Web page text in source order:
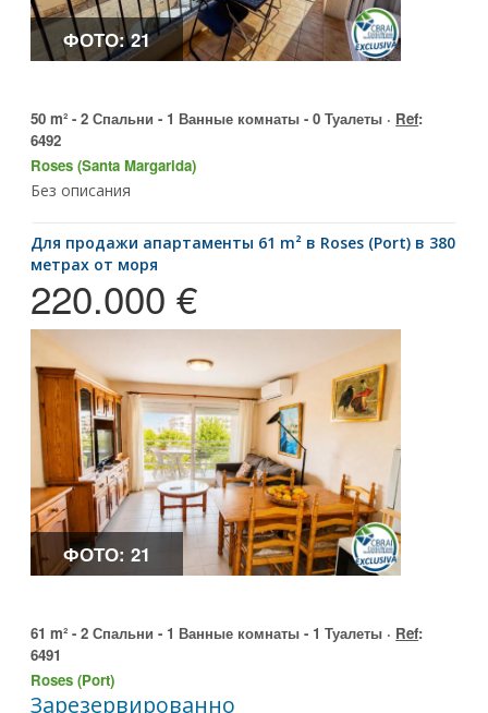
ФОТО: 21
50 m² - 2 Спальни - 1 Ванные комнаты - 0 Туалеты · Ref:
6492
Roses (Santa Margarida)
Без описания
для продажи апартаменты 61 m² в Roses (Port) в 380
метрах от моря
220.000 €
ФОТО: 21
61 m² - 2 Спальни - 1 Ванные комнаты - 1 Туалеты · Ref:
6491
Roses (Port)
Зарезервированно